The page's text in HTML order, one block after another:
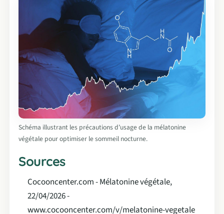
Schéma illustrant les précautions d’usage de la mélatonine
végétale pour optimiser le sommeil nocturne.
Sources
Cocooncenter.com - Mélatonine végétale,
22/04/2026 -
www.cocooncenter.com/v/melatonine-vegetale